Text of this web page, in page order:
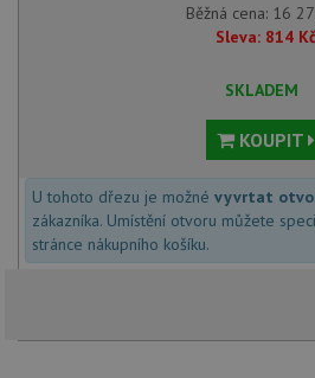
Běžná cena: 16
Sleva: 814 Kč
SKLADEM
KOUPIT
U tohoto dřezu je možné vyvrtat
zákazníka. Umístění otvoru můžete
stránce nákupního košíku.